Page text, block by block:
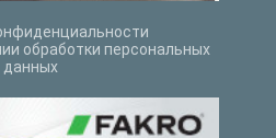
обработки персональных
данных